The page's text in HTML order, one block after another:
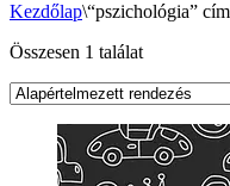
Kezdőlap\“pszichológia”
Összesen 1 találat